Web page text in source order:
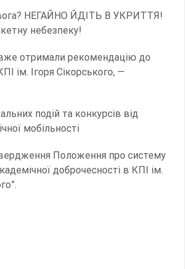
НЕГАЙНО ЙДІТЬ В УКРИТТЯ!
небезпеку!
вже отримали рекомендацію до
ім. Ігоря Сікорського, —
подій та конкурсів від
мобільності
Положення про систему
доброчесності в КПІ ім.